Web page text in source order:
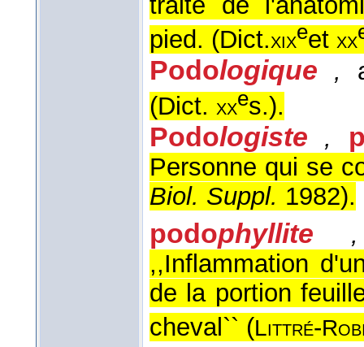
pied. (Dict.xixeet xx
Podologique ,
(Dict. xxes.).
Podologiste ,
Personne qui se
Biol. Suppl. 1982).
podophyllite ,
,,Inflammation
de la portion
cheval`` (Littré-